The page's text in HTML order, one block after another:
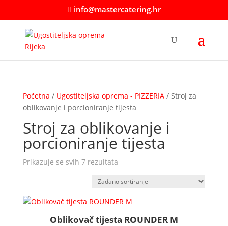
info@mastercatering.hr
Početna / Ugostiteljska oprema - PIZZERIA/ Stroj za
oblikovanje i porcioniranje tijesta
Stroj za oblikovanje i
porcioniranje tijesta
Prikazuje se svih 7 rezultata
Oblikovač tijesta ROUNDER M